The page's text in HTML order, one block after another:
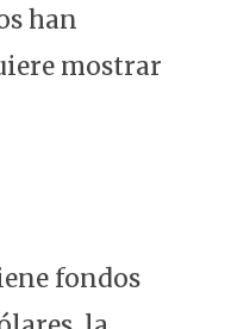
han
mostrar
fondos